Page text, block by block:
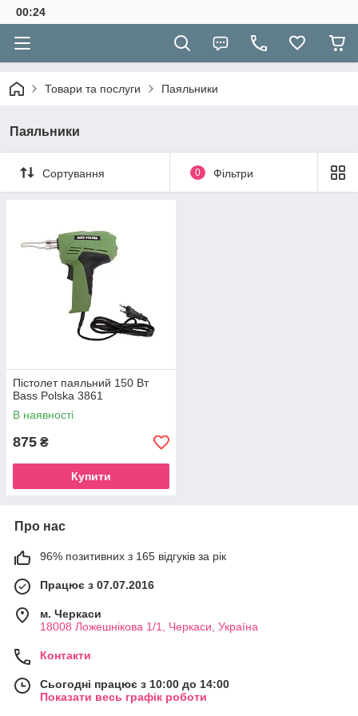
00:24
Товари та послуги Паяльники
Паяльники
Сортування 0 Фільтри
Пістолет паяльний 150 Вт
Bass Polska 3861
В наявності
875 ₴
Купити
Про нас
96% позитивних з 165 відгуків за рік
Працює з 07.07.2016
м. Черкаси
18008 Ложешнікова 1/1, Черкаси, Україна
Контакти
Сьогодні працює з 10:00 до 14:00
Показати весь графік роботи